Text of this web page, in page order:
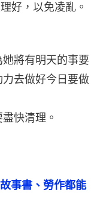
好，以免凌亂。
她將有明天的事要
去做好今日要做
快清理。
事書、勞作都能